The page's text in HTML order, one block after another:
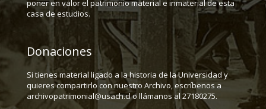
poner en valor el patrimonio material e inmaterial de esta
casa de estudios.
Donaciones
Si tienes material ligado a la historia de la Universidad y
quieres compartirlo con nuestro Archivo, escríbenos a
archivopatrimonial@usach.cl o llámanos al 27180275.